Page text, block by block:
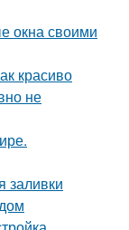
окна своими
красиво
не
заливки